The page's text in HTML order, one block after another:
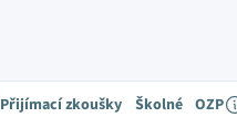
Přijímací zkoušky Školné OZP